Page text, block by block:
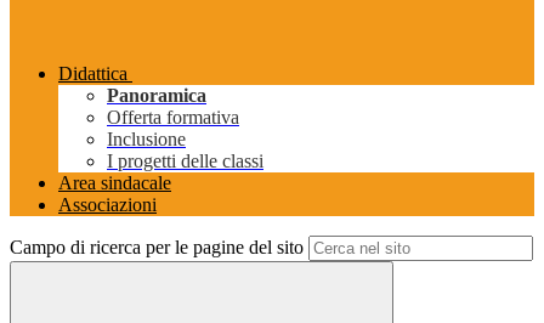
Didattica
Panoramica
Offerta formativa
Inclusione
I progetti delle classi
Area sindacale
Associazioni
Campo di ricerca per le pagine del sito